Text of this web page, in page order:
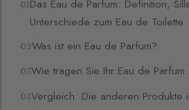
Das Eau de Parfum: Definition,
Unterschiede zum Eau de Toilette
Was ist ein Eau de Parfum?
Wie tragen Sie Ihr Eau de Parfum
Vergleich: Die anderen Produkte